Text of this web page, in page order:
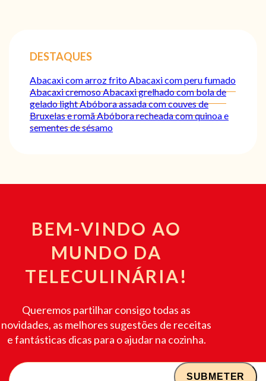
DESTAQUES
Abacaxi com arroz fritoAbacaxi com peru fumado
Abacaxi cremosoAbacaxi grelhado com bola de
gelado lightAbóbora assada com couves de
Bruxelas e romãAbóbora recheada com quinoa e
sementes de sésamo
BEM-VINDO AO
MUNDO DA
TELECULINÁRIA!
Queremos partilhar consigo todas as
novidades, as melhores sugestões de receitas
e fantásticas dicas para o ajudar na cozinha.